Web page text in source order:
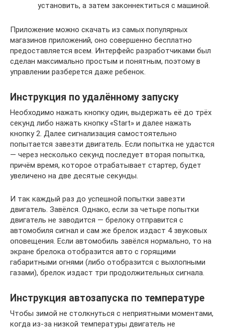
установить, а затем законнектиться с машиной.
Приложение можно скачать из самых популярных
магазинов приложений, оно совершенно бесплатно
предоставляется всем. Интерфейс разработчиками был
сделан максимально простым и понятным, поэтому в
управлении разберется даже ребенок.
Инструкция по удалённому запуску
Необходимо нажать кнопку один, выдержать её до трёх
секунд либо нажать кнопку «Start» и далее нажать
кнопку 2. Далее сигнализация самостоятельно
попытается завезти двигатель. Если попытка не удастся
— через несколько секунд последует вторая попытка,
причём время, которое отрабатывает стартер, будет
увеличено на две десятые секунды.
И так каждый раз до успешной попытки завезти
двигатель. Завёлся. Однако, если за четыре попытки
двигатель не заводится — брелоку отправится с
автомобиля сигнал и сам же брелок издаст 4 звуковых
оповещения. Если автомобиль завёлся нормально, то на
экране брелока отобразится авто с горящими
габаритными огнями (либо отобразится с выхлопными
газами), брелок издаст три продолжительных сигнала.
Инструкция автозапуска по температуре
Чтобы зимой не столкнуться с неприятными моментами,
когда из-за низкой температуры двигатель не